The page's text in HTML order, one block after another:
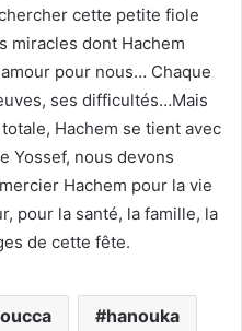
cette petite fiole
miracles dont Hachem
pour nous… Chaque
ses difficultés…Mais
Hachem se tient avec
Yossef, nous devons
Hachem pour la vie
pour la santé, la famille, la
de cette fête.
hanouka